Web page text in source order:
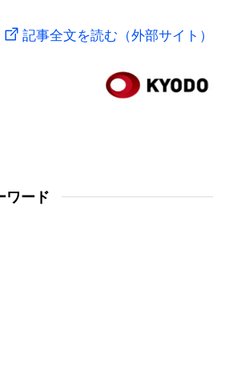
記事全文を読む（外部サイト）
ワード